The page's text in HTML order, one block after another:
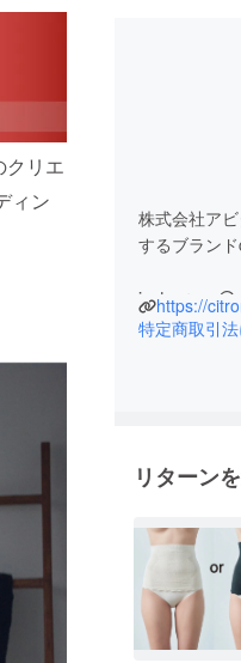
クリエ
ィン
株式会社ア
するブラン
https://
特定商取引
リターン